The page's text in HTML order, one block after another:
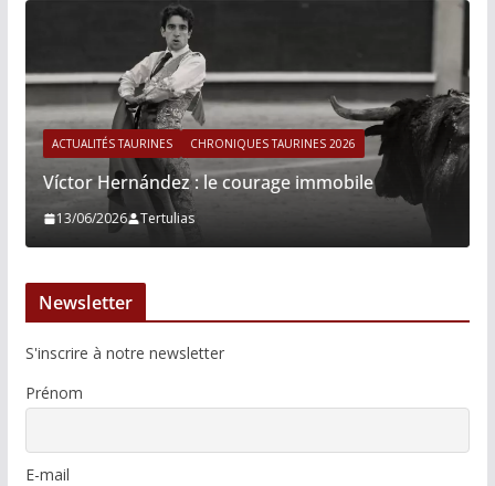
ACTUALITÉS TAURINES CHRONIQUES TAURINES 2026
Víctor Hernández : le courage immobile
13/06/2026 Tertulias
Newsletter
S'inscrire à notre newsletter
Prénom
E-mail